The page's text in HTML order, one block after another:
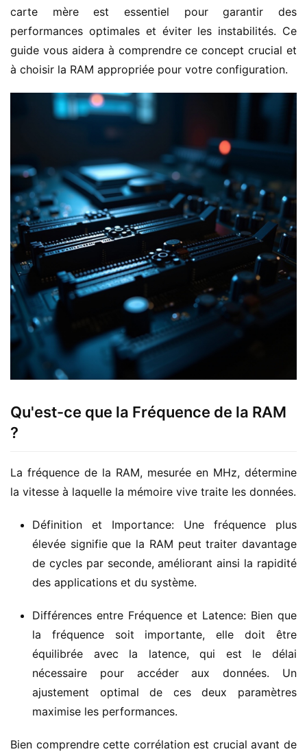
carte mère est essentiel pour garantir des
performances optimales et éviter les instabilités. Ce
guide vous aidera à comprendre ce concept crucial et
à choisir la RAM appropriée pour votre configuration.
Qu'est-ce que la Fréquence de la RAM
?
La fréquence de la RAM, mesurée en MHz, détermine
la vitesse à laquelle la mémoire vive traite les données.
Définition et Importance: Une fréquence plus
élevée signifie que la RAM peut traiter davantage
de cycles par seconde, améliorant ainsi la rapidité
des applications et du système.
Différences entre Fréquence et Latence: Bien que
la fréquence soit importante, elle doit être
équilibrée avec la latence, qui est le délai
nécessaire pour accéder aux données. Un
ajustement optimal de ces deux paramètres
maximise les performances.
Bien comprendre cette corrélation est crucial avant de